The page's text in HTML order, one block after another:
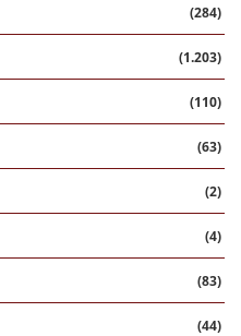
(284)
(1.203)
(110)
(63)
(2)
(4)
(83)
(44)